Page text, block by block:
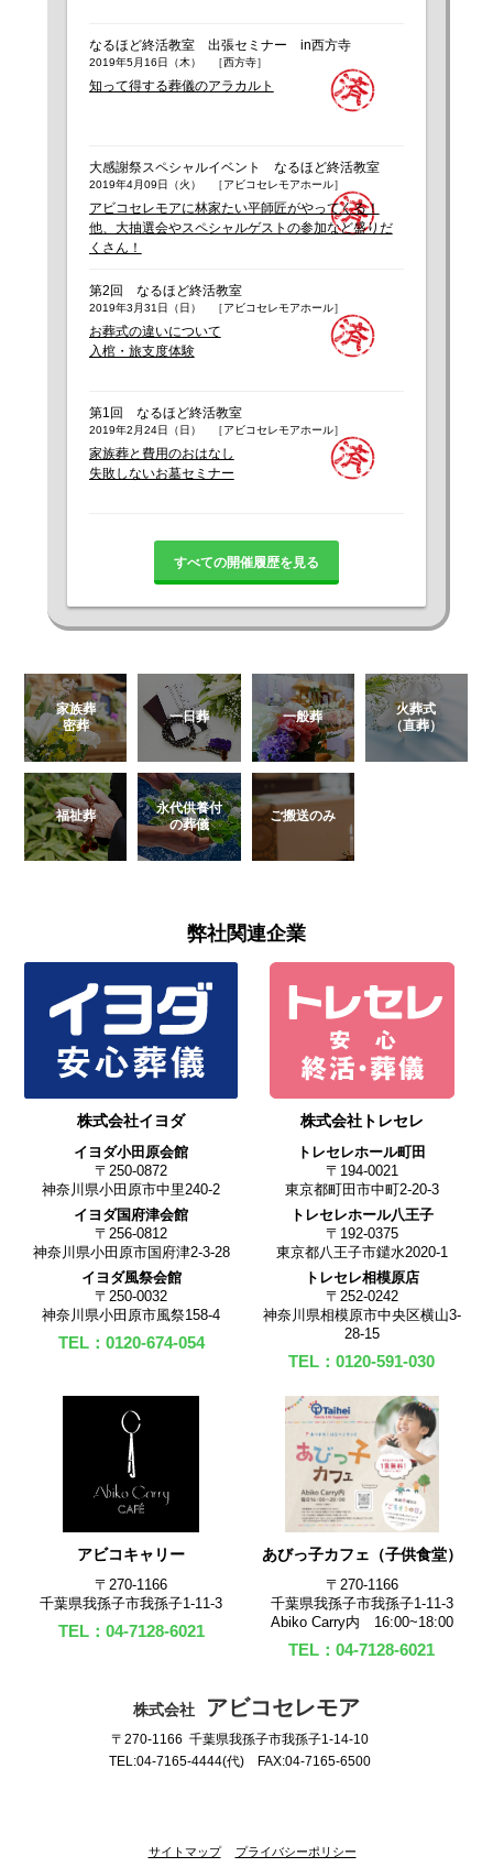
なるほど終活教室 出張セミナー in西方寺
2019年5月16日（木） ［西方寺］
知って得する葬儀のアラカルト
大感謝祭スペシャルイベント なるほど終活教室
2019年4月09日（火） ［アビコセレモアホール］
アビコセレモアに林家たい平師匠がやってくる！
他、大抽選会やスペシャルゲストの参加など盛りだ
くさん！
第2回 なるほど終活教室
2019年3月31日（日） ［アビコセレモアホール］
お葬式の違いについて
入棺・旅支度体験
第1回 なるほど終活教室
2019年2月24日（日） ［アビコセレモアホール］
家族葬と費用のおはなし
失敗しないお墓セミナー
すべての開催履歴を見る
家族葬
密葬
一日葬 一般葬
火葬式
（直葬）
福祉葬
永代供養付
の葬儀
ご搬送のみ
弊社関連企業
株式会社イヨダ
イヨダ小田原会館
〒250-0872
神奈川県小田原市中里240-2
イヨダ国府津会館
〒256-0812
神奈川県小田原市国府津2-3-28
イヨダ風祭会館
〒250-0032
神奈川県小田原市風祭158-4
TEL：0120-674-054
株式会社トレセレ
トレセレホール町田
〒194-0021
東京都町田市中町2-20-3
トレセレホール八王子
〒192-0375
東京都八王子市鑓水2020-1
トレセレ相模原店
〒252-0242
神奈川県相模原市中央区横山3-
28-15
TEL：0120-591-030
アビコキャリー
〒270‐1166
千葉県我孫子市我孫子1-11-3
TEL：04-7128-6021
あびっ子カフェ（子供食堂）
〒270‐1166
千葉県我孫子市我孫子1-11-3
Abiko Carry内 16:00~18:00
TEL：04-7128-6021
株式会社 アビコセレモア
〒270-1166 千葉県我孫子市我孫子1-14-10
TEL:04-7165-4444(代) FAX:04-7165-6500
サイトマップ プライバシーポリシー